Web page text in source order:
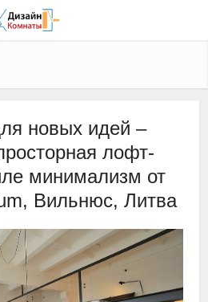
новых идей –
лофт-
минимализм от
Вильнюс, Литва